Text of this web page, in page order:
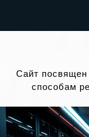
Сайт
способам